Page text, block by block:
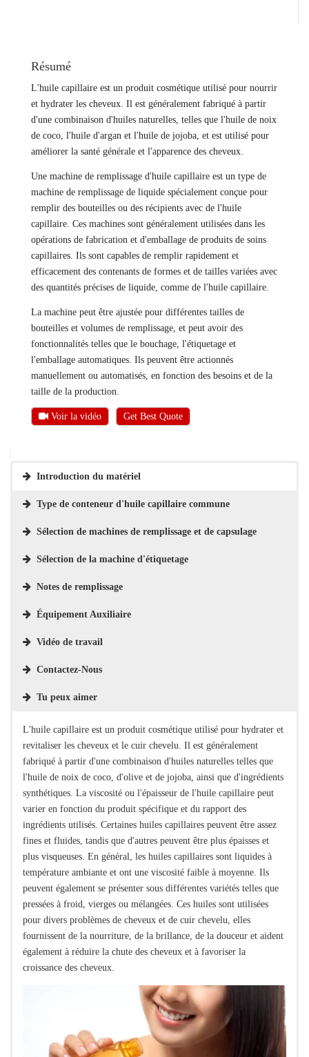
Résumé
L'huile capillaire est un produit cosmétique utilisé pour nourrir
et hydrater les cheveux. Il est généralement fabriqué à partir
d'une combinaison d'huiles naturelles, telles que l'huile de noix
de coco, l'huile d'argan et l'huile de jojoba, et est utilisé pour
améliorer la santé générale et l'apparence des cheveux.
Une machine de remplissage d'huile capillaire est un type de
machine de remplissage de liquide spécialement conçue pour
remplir des bouteilles ou des récipients avec de l'huile
capillaire. Ces machines sont généralement utilisées dans les
opérations de fabrication et d'emballage de produits de soins
capillaires. Ils sont capables de remplir rapidement et
efficacement des contenants de formes et de tailles variées avec
des quantités précises de liquide, comme de l'huile capillaire.
La machine peut être ajustée pour différentes tailles de
bouteilles et volumes de remplissage, et peut avoir des
fonctionnalités telles que le bouchage, l'étiquetage et
l'emballage automatiques. Ils peuvent être actionnés
manuellement ou automatisés, en fonction des besoins et de la
taille de la production.
Voir la vidéo Get Best Quote
Introduction du matériel
Type de conteneur d'huile capillaire commune
Sélection de machines de remplissage et de capsulage
Sélection de la machine d'étiquetage
Notes de remplissage
Équipement Auxiliaire
Vidéo de travail
Contactez-Nous
Tu peux aimer
L'huile capillaire est un produit cosmétique utilisé pour hydrater et
revitaliser les cheveux et le cuir chevelu. Il est généralement
fabriqué à partir d'une combinaison d'huiles naturelles telles que
l'huile de noix de coco, d'olive et de jojoba, ainsi que d'ingrédients
synthétiques. La viscosité ou l'épaisseur de l'huile capillaire peut
varier en fonction du produit spécifique et du rapport des
ingrédients utilisés. Certaines huiles capillaires peuvent être assez
fines et fluides, tandis que d'autres peuvent être plus épaisses et
plus visqueuses. En général, les huiles capillaires sont liquides à
température ambiante et ont une viscosité faible à moyenne. Ils
peuvent également se présenter sous différentes variétés telles que
pressées à froid, vierges ou mélangées. Ces huiles sont utilisées
pour divers problèmes de cheveux et de cuir chevelu, elles
fournissent de la nourriture, de la brillance, de la douceur et aident
également à réduire la chute des cheveux et à favoriser la
croissance des cheveux.